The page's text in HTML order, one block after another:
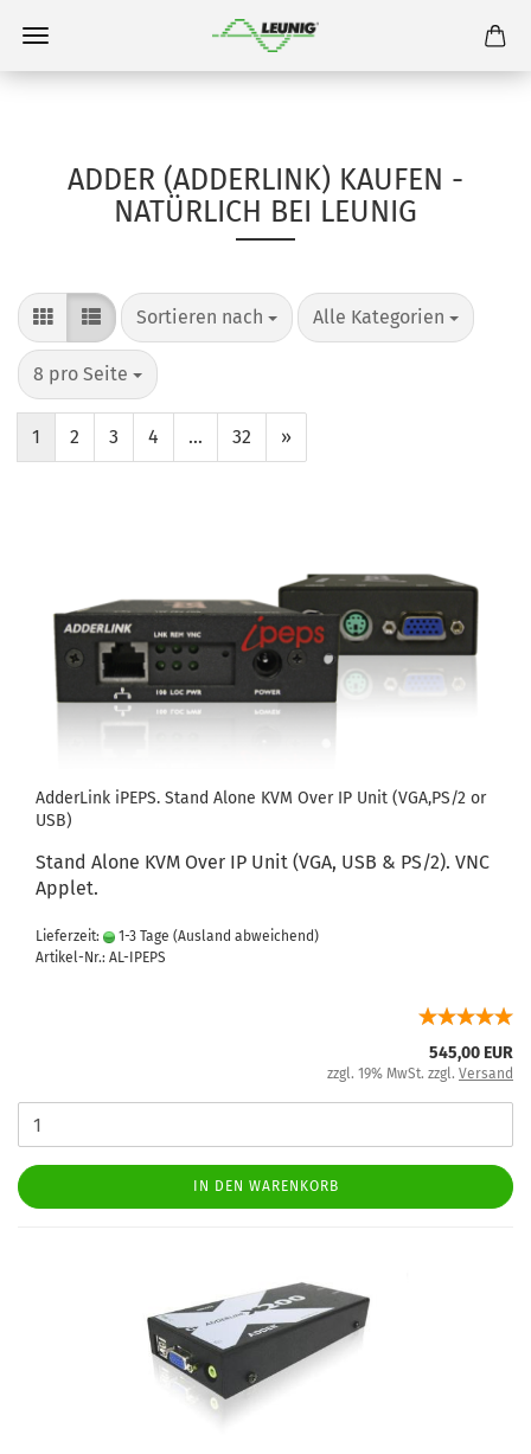
ADDER (ADDERLINK) KAUFEN -
NATÜRLICH BEI LEUNIG
Sortieren nach Alle Kategorien
8 pro Seite
1 2 3 4 ... 32 »
AdderLink iPEPS. Stand Alone KVM Over IP Unit (VGA,PS/2 or
USB)
Stand Alone KVM Over IP Unit (VGA, USB & PS/2). VNC
Applet.
Lieferzeit: 1-3 Tage (Ausland abweichend)
Artikel-Nr.: AL-IPEPS
545,00 EUR
zzgl. 19% MwSt. zzgl. Versand
IN DEN WARENKORB